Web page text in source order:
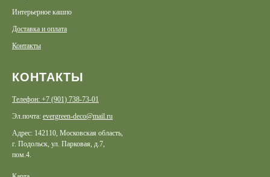
Интерьерное кашпо
Доставка и оплата
Контакты
КОНТАКТЫ
Телефон: +7 (901) 738-73-01
Эл.почта: evergreen-deco@mail.ru
Адрес: 142110, Московская область,
г. Подольск, ул. Парковая, д.7,
пом.4.